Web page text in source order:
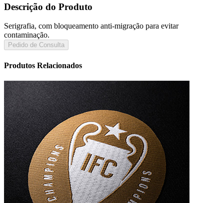
Descrição do Produto
Serigrafia, com bloqueamento anti-migração para evitar
contaminação.
Pedido de Consulta
Produtos Relacionados